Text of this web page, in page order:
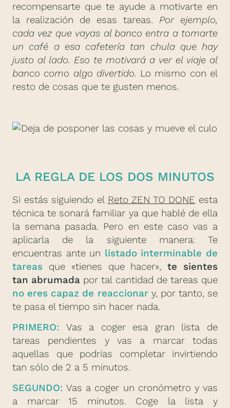
recompensarte que te ayude a motivarte en
la realización de esas tareas. Por ejemplo,
cada vez que vayas al banco entra a tomarte
un café a esa cafetería tan chula que hay
justo al lado. Eso te motivará a ver el viaje al
banco como algo divertido. Lo mismo con el
resto de cosas que te gusten menos.
LA REGLA DE LOS DOS MINUTOS
Si estás siguiendo el Reto ZEN TO DONE esta
técnica te sonará familiar ya que hablé de ella
la semana pasada. Pero en este caso vas a
aplicarla de la siguiente manera: Te
encuentras ante un listado interminable de
tareas que «tienes que hacer», te sientes
tan abrumada por tal cantidad de tareas que
no eres capaz de reaccionary, por tanto, se
te pasa el tiempo sin hacer nada.
PRIMERO: Vas a coger esa gran lista de
tareas pendientes y vas a marcar todas
aquellas que podrías completar invirtiendo
tan sólo de 2 a 5 minutos.
SEGUNDO: Vas a coger un cronómetro y vas
a marcar 15 minutos. Coge la lista y